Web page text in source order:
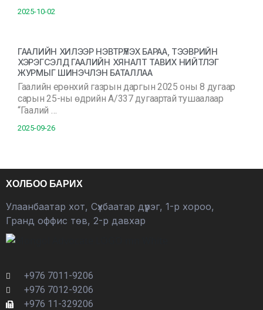
2025-10-02
ГААЛИЙН ХИЛЭЭР НЭВТРҮҮЛЭХ БАРАА, ТЭЭВРИЙН
ХЭРЭГСЭЛД ГААЛИЙН ХЯНАЛТ ТАВИХ НИЙТЛЭГ
ЖУРМЫГ ШИНЭЧЛЭН БАТАЛЛАА
Гаалийн ерөнхий газрын даргын 2025 оны 8 дугаар
сарын 25-ны өдрийн А/337 дугаартай тушаалаар
“Гаалий …
2025-09-26
ХОЛБОО БАРИХ
Улаанбаатар хот, Сүхбаатар дүүрэг, 1-р хороо,
Гранд оффис төв, 2-р давхар
+976 7011-9206
+976 7012-9206
+976 11-329206